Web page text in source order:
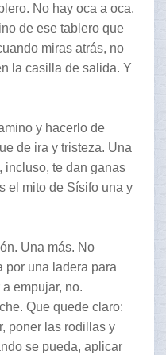
No hay oca a oca.
de ese tablero que
miras atrás, no
la casilla de salida. Y
y hacerlo de
de ira y tristeza. Una
incluso, te dan ganas
el mito de Sísifo una y
Una más. No
por una ladera para
empujar, no.
Que quede claro:
poner las rodillas y
se pueda, aplicar